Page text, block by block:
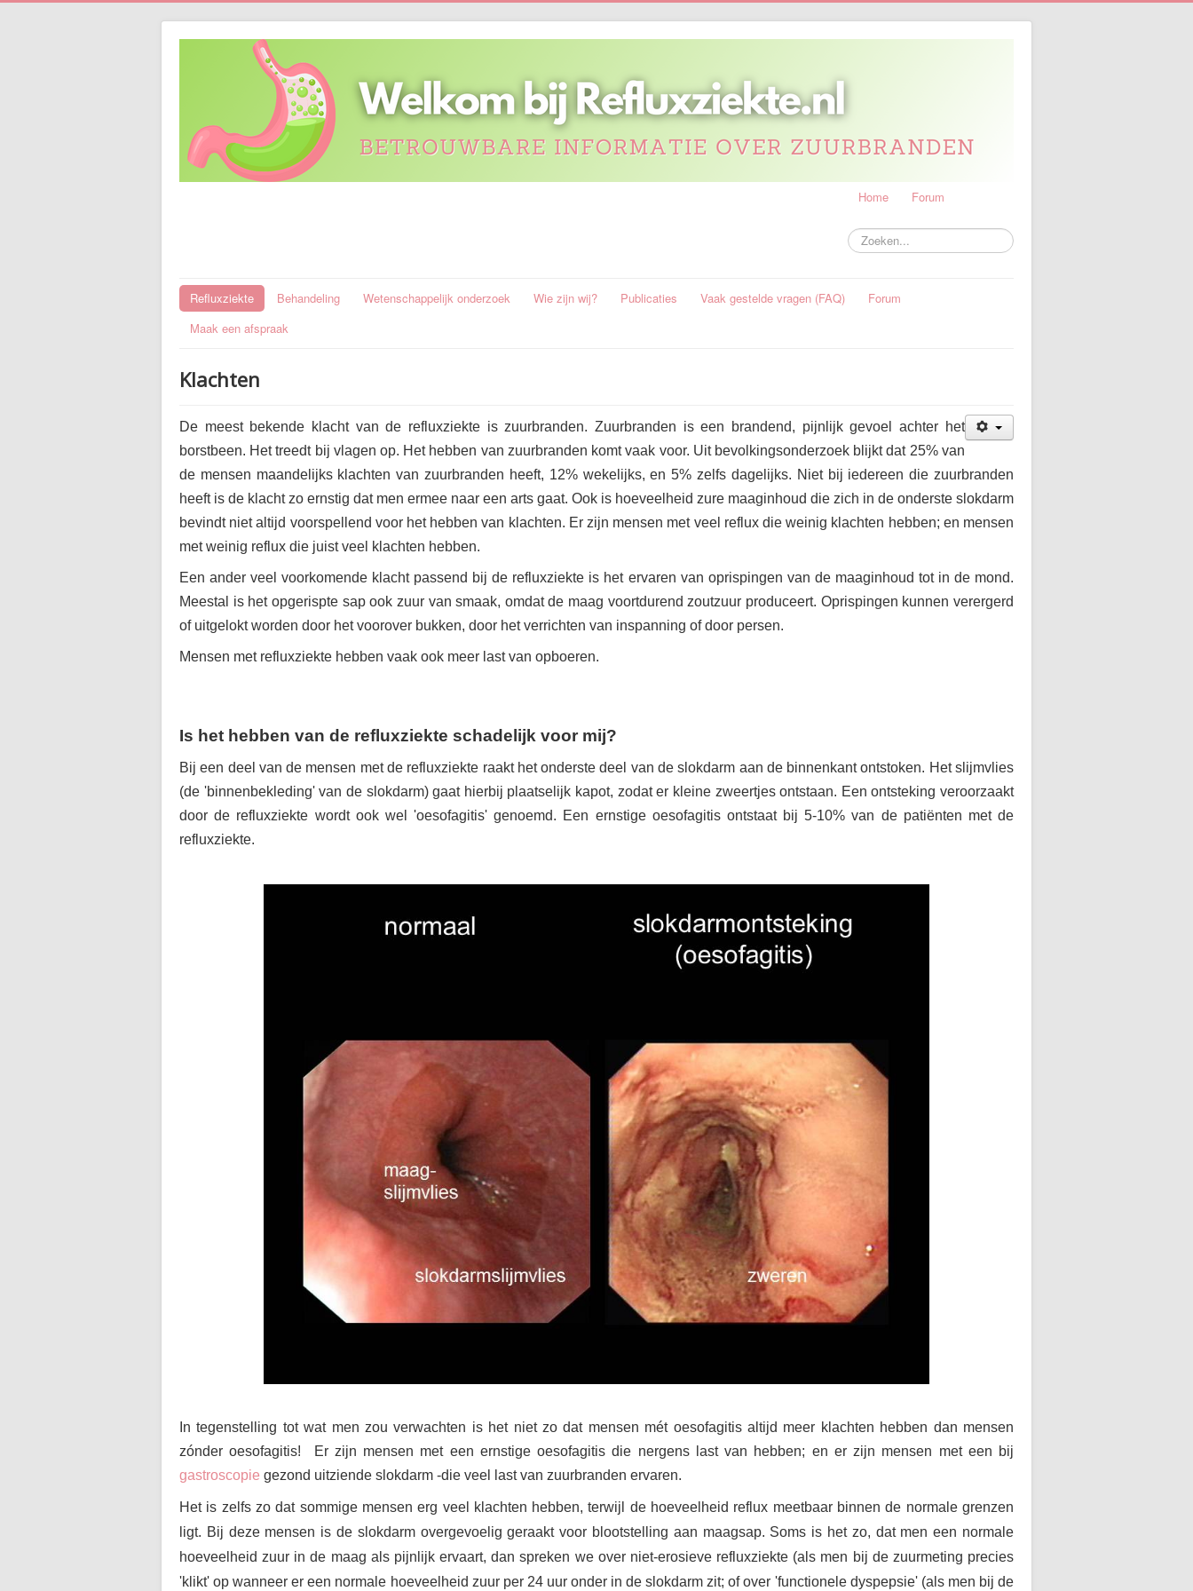
Home Forum
Zoeken...
Refluxziekte Behandeling Wetenschappelijk onderzoek Wie zijn wij? Publicaties Vaak gestelde vragen (FAQ)
Forum
Maak een afspraak
Klachten
De meest bekende klacht van de refluxziekte is zuurbranden. Zuurbranden is een brandend, pijnlijk gevoel achter het
borstbeen. Het treedt bij vlagen op. Het hebben van zuurbranden komt vaak voor. Uit bevolkingsonderzoek blijkt dat 25% van
de mensen maandelijks klachten van zuurbranden heeft, 12% wekelijks, en 5% zelfs dagelijks. Niet bij iedereen die zuurbranden
heeft is de klacht zo ernstig dat men ermee naar een arts gaat. Ook is hoeveelheid zure maaginhoud die zich in de onderste slokdarm
bevindt niet altijd voorspellend voor het hebben van klachten. Er zijn mensen met veel reflux die weinig klachten hebben; en mensen
met weinig reflux die juist veel klachten hebben.
Een ander veel voorkomende klacht passend bij de refluxziekte is het ervaren van oprispingen van de maaginhoud tot in de mond.
Meestal is het opgerispte sap ook zuur van smaak, omdat de maag voortdurend zoutzuur produceert. Oprispingen kunnen verergerd
of uitgelokt worden door het voorover bukken, door het verrichten van inspanning of door persen.
Mensen met refluxziekte hebben vaak ook meer last van opboeren.
Is het hebben van de refluxziekte schadelijk voor mij?
Bij een deel van de mensen met de refluxziekte raakt het onderste deel van de slokdarm aan de binnenkant ontstoken. Het slijmvlies
(de 'binnenbekleding' van de slokdarm) gaat hierbij plaatselijk kapot, zodat er kleine zweertjes ontstaan. Een ontsteking veroorzaakt
door de refluxziekte wordt ook wel 'oesofagitis' genoemd. Een ernstige oesofagitis ontstaat bij 5-10% van de patiënten met de
refluxziekte.
In tegenstelling tot wat men zou verwachten is het niet zo dat mensen mét oesofagitis altijd meer klachten hebben dan mensen
zónder oesofagitis! Er zijn mensen met een ernstige oesofagitis die nergens last van hebben; en er zijn mensen met een bij
gastroscopie gezond uitziende slokdarm -die veel last van zuurbranden ervaren.
Het is zelfs zo dat sommige mensen erg veel klachten hebben, terwijl de hoeveelheid reflux meetbaar binnen de normale grenzen
ligt. Bij deze mensen is de slokdarm overgevoelig geraakt voor blootstelling aan maagsap. Soms is het zo, dat men een normale
hoeveelheid zuur in de maag als pijnlijk ervaart, dan spreken we over niet-erosieve refluxziekte (als men bij de zuurmeting precies
'klikt' op wanneer er een normale hoeveelheid zuur per 24 uur onder in de slokdarm zit; of over 'functionele dyspepsie' (als men bij de